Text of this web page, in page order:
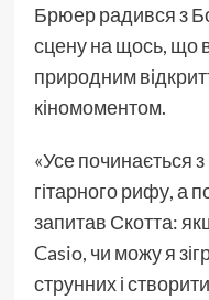
Брюер радився з
сцену на щось, що
природним
кіномоментом.
«Усе починається
гітарного рифу, а
запитав Скотта:
Casio, чи можу я
струнних і